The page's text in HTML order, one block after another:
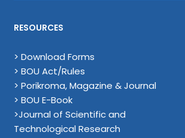
RESOURCES
> Download Forms
> BOU Act/Rules
> Porikroma, Magazine & Journal
> BOU E-Book
>Journal of Scientific and
Technological Research